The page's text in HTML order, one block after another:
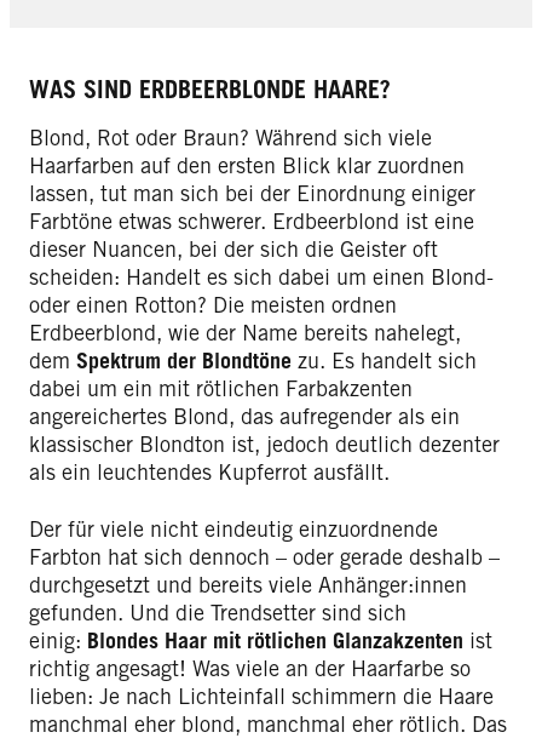
WAS SIND ERDBEERBLONDE HAARE?
Blond, Rot oder Braun? Während sich viele
Haarfarben auf den ersten Blick klar zuordnen
lassen, tut man sich bei der Einordnung einiger
Farbtöne etwas schwerer. Erdbeerblond ist eine
dieser Nuancen, bei der sich die Geister oft
scheiden: Handelt es sich dabei um einen Blond-
oder einen Rotton? Die meisten ordnen
Erdbeerblond, wie der Name bereits nahelegt,
dem Spektrum der Blondtöne zu. Es handelt sich
dabei um ein mit rötlichen Farbakzenten
angereichertes Blond, das aufregender als ein
klassischer Blondton ist, jedoch deutlich dezenter
als ein leuchtendes Kupferrot ausfällt.
Der für viele nicht eindeutig einzuordnende
Farbton hat sich dennoch – oder gerade deshalb –
durchgesetzt und bereits viele Anhänger:innen
gefunden. Und die Trendsetter sind sich
einig: Blondes Haar mit rötlichen Glanzakzenten ist
richtig angesagt! Was viele an der Haarfarbe so
lieben: Je nach Lichteinfall schimmern die Haare
manchmal eher blond, manchmal eher rötlich. Das